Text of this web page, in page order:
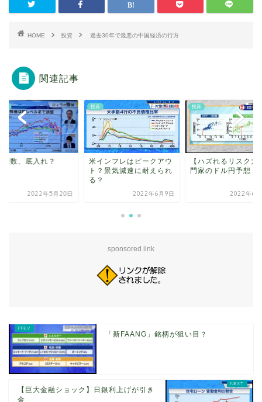
HOME 投資 過去30年で最悪の中国経済の行方
関連記事
指数、底入れ？
2022年5月20日
投資
米インフレはピークアウ
ト？景気減速に耐えられ
る？
2022年6月9日
投資
【ハズれるリスク大
門家のドル円予想
2022年6
sponsored link
「新FAANG」銘柄が狙い目？
【巨大金融ショック】日銀利上げが引き
金